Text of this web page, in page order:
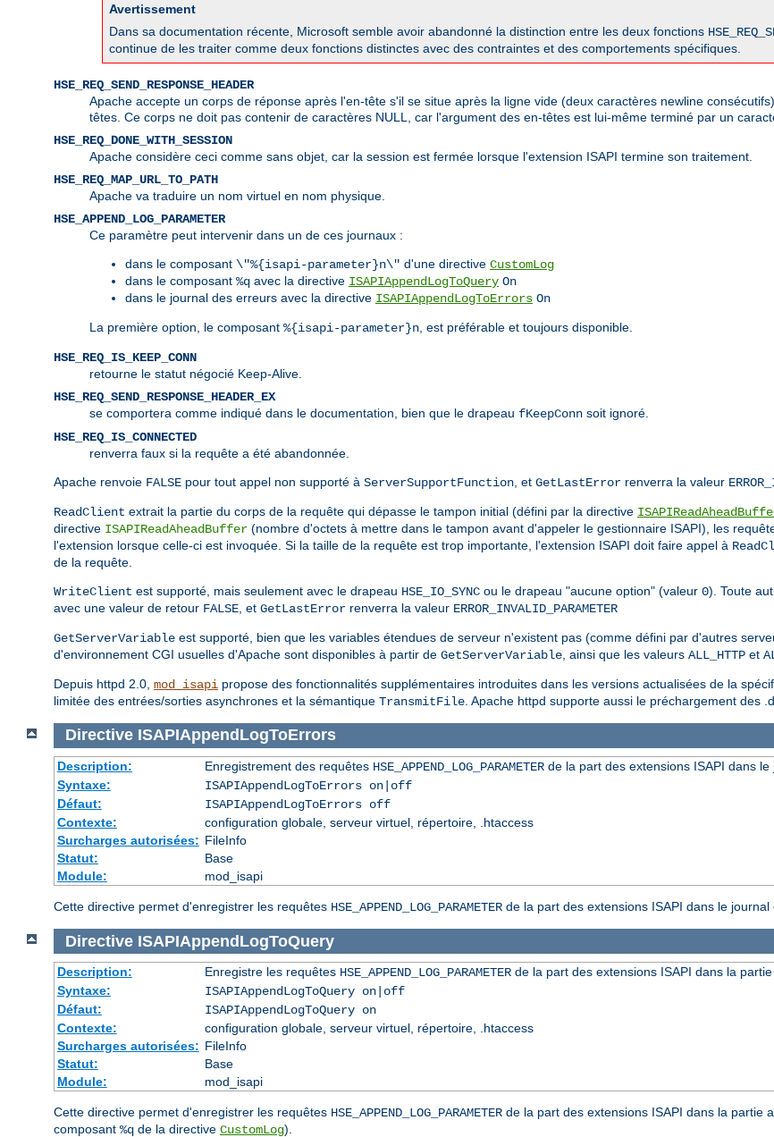
Avertissement
Dans sa documentation récente, Microsoft semble avoir abandonné la distinction entre les deux fonctions
continue de les traiter comme deux fonctions distinctes avec des contraintes et des comportements spécifiques.
HSE_REQ_SEND_RESPONSE_HEADER
Apache accepte un corps de réponse après l'en-tête s'il se situe après la ligne vide (deux caractères newline
têtes. Ce corps ne doit pas contenir de caractères NULL, car l'argument des en-têtes est lui-même terminé par un
HSE_REQ_DONE_WITH_SESSION
Apache considère ceci comme sans objet, car la session est fermée lorsque l'extension ISAPI termine son traitement.
HSE_REQ_MAP_URL_TO_PATH
Apache va traduire un nom virtuel en nom physique.
HSE_APPEND_LOG_PARAMETER
Ce paramètre peut intervenir dans un de ces journaux :
dans le composant \"%{isapi-parameter}n\" d'une directive CustomLog
dans le composant %q avec la directive ISAPIAppendLogToQuery On
dans le journal des erreurs avec la directive ISAPIAppendLogToErrors On
La première option, le composant %{isapi-parameter}n , est préférable et toujours disponible.
HSE_REQ_IS_KEEP_CONN
retourne le statut négocié Keep-Alive.
HSE_REQ_SEND_RESPONSE_HEADER_EX
se comportera comme indiqué dans le documentation, bien que le drapeau fKeepConn soit ignoré.
HSE_REQ_IS_CONNECTED
renverra faux si la requête a été abandonnée.
Apache renvoie FALSE pour tout appel non supporté à ServerSupportFunction , et GetLastError renverra la valeur
ReadClient extrait la partie du corps de la requête qui dépasse le tampon initial (défini par la directive
directive ISAPIReadAheadBuffer (nombre d'octets à mettre dans le tampon avant d'appeler le gestionnaire ISAPI), les
l'extension lorsque celle-ci est invoquée. Si la taille de la requête est trop importante, l'extension ISAPI doit faire appel à
de la requête.
WriteClient est supporté, mais seulement avec le drapeau HSE_IO_SYNC ou le drapeau "aucune option" (valeur 0). Toute
avec une valeur de retour FALSE , et GetLastError renverra la valeur ERROR_INVALID_PARAMETER
GetServerVariable est supporté, bien que les variables étendues de serveur n'existent pas (comme défini par d'autres
d'environnement CGI usuelles d'Apache sont disponibles à partir de GetServerVariable , ainsi que les valeurs ALL_HTTP et
Depuis httpd 2.0, mod_isapi propose des fonctionnalités supplémentaires introduites dans les versions actualisées de la
limitée des entrées/sorties asynchrones et la sémantique TransmitFile . Apache httpd supporte aussi le préchargement des
Directive ISAPIAppendLogToErrors
Description: Enregistrement des requêtes HSE_APPEND_LOG_PARAMETERde la part des extensions ISAPI dans le
Syntaxe:
ISAPIAppendLogToErrors on|off
Défaut:
ISAPIAppendLogToErrors off
Contexte:
configuration globale, serveur virtuel, répertoire, .htaccess
Surcharges autorisées: FileInfo
Statut:
Base
Module:
mod_isapi
Cette directive permet d'enregistrer les requêtes HSE_APPEND_LOG_PARAMETER de la part des extensions ISAPI dans le journal
Directive ISAPIAppendLogToQuery
Description: Enregistre les requêtes HSE_APPEND_LOG_PARAMETERde la part des extensions ISAPI dans la
Syntaxe:
ISAPIAppendLogToQuery on|off
Défaut:
ISAPIAppendLogToQuery on
Contexte:
configuration globale, serveur virtuel, répertoire, .htaccess
Surcharges autorisées: FileInfo
Statut:
Base
Module:
mod_isapi
Cette directive permet d'enregistrer les requêtes HSE_APPEND_LOG_PARAMETER de la part des extensions ISAPI dans la partie
composant %q de la directive CustomLog).